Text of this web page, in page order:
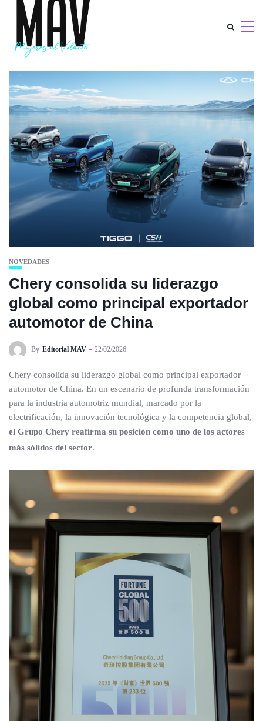
NOVEDADES
Chery consolida su liderazgo
global como principal exportador
automotor de China
By Editorial MAV 22/02/2026
Chery consolida su liderazgo global como principal exportador
automotor de China. En un escenario de profunda transformación
para la industria automotriz mundial, marcado por la
electrificación, la innovación tecnológica y la competencia global,
el Grupo Chery reafirma su posición como uno de los actores
más sólidos del sector.